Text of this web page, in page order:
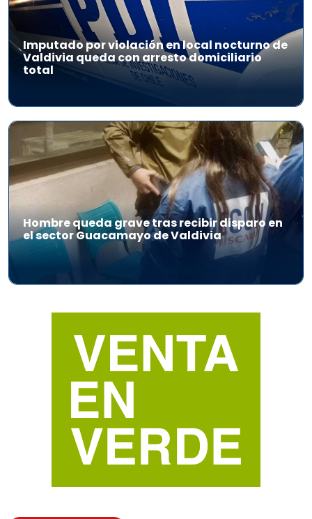
Imputado por violación en local nocturno de
Valdivia queda con arresto domiciliario
total
Hombre queda grave tras recibir disparo en
el sector Guacamayo de Valdivia